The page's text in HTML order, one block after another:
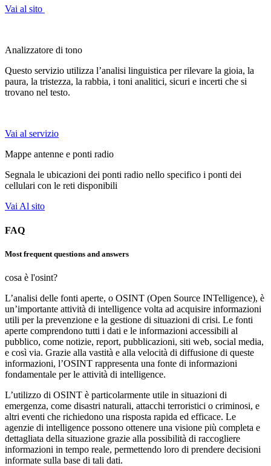
Vai al sito
Analizzatore di tono
Questo servizio utilizza l’analisi linguistica per rilevare la gioia, la
paura, la tristezza, la rabbia, i toni analitici, sicuri e incerti che si
trovano nel testo.
Vai al servizio
Mappe antenne e ponti radio
Segnala le ubicazioni dei ponti radio nello specifico i ponti dei
cellulari con le reti disponibili
Vai Al sito
FAQ
Most frequent questions and answers
cosa è l'osint?
L’analisi delle fonti aperte, o OSINT (Open Source INTelligence), è
un’importante attività di intelligence volta ad acquisire informazioni
utili per la prevenzione e la gestione di situazioni di crisi. Le fonti
aperte comprendono tutti i dati e le informazioni accessibili al
pubblico, come notizie, report, pubblicazioni, siti web, social media,
e così via. Grazie alla vastità e alla velocità di diffusione di queste
informazioni, l’OSINT rappresenta una fonte di informazioni
fondamentale per le attività di intelligence.
L’utilizzo di OSINT è particolarmente utile in situazioni di
emergenza, come disastri naturali, attacchi terroristici o criminosi, e
altri eventi che richiedono una risposta rapida ed efficace. Le
agenzie di intelligence possono ottenere una visione più completa e
dettagliata della situazione grazie alla possibilità di raccogliere
informazioni in tempo reale, permettendo loro di prendere decisioni
informate sulla base di tali dati.